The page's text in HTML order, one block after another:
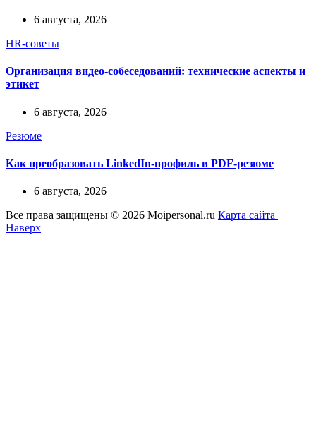
6 августа, 2026
HR-советы
Организация видео-собеседований: технические аспекты и
этикет
6 августа, 2026
Резюме
Как преобразовать LinkedIn-профиль в PDF-резюме
6 августа, 2026
Все права защищены © 2026 Moipersonal.ru Карта сайта
Наверх